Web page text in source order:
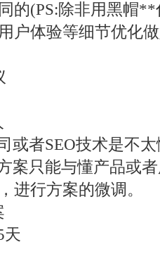
的(PS:除非用黑帽
户体验等细节优化
者SEO技术是不太
案只能与懂产品或
进行方案的微调。